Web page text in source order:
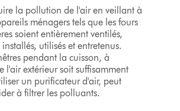
la pollution de l'air en veillant à
ménagers tels que les fours
soient entièrement ventilés,
utilisés et entretenus.
pendant la cuisson, à
l'air extérieur soit suffisamment
un purificateur d'air, peut
à filtrer les polluants.